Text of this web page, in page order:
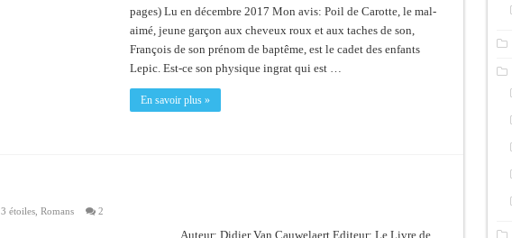
pages) Lu en décembre 2017 Mon avis: Poil de Carotte, le mal-
aimé, jeune garçon aux cheveux roux et aux taches de son,
François de son prénom de baptême, est le cadet des enfants
Lepic. Est-ce son physique ingrat qui est …
En savoir plus »
3 étoiles, Romans 2
Auteur: Didier Van Cauwelaert Editeur: Le Livre de